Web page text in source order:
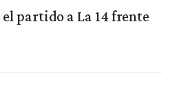
partido a La 14 frente